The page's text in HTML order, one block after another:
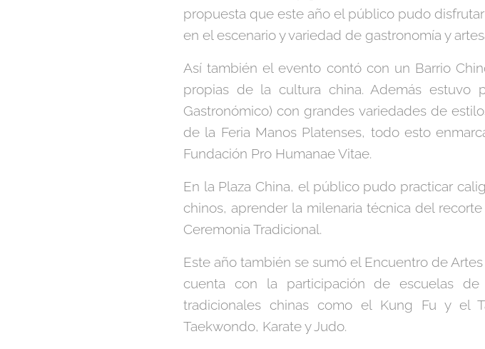
propuesta que este año el público pudo
en el escenario y variedad de gastronomía y
Así también el evento contó con un Barrio
propias de la cultura china. Además estuvo
Gastronómico) con grandes variedades de
de la Feria Manos Platenses, todo esto
Fundación Pro Humanae Vitae.
En la Plaza China, el público pudo practicar
chinos, aprender la milenaria técnica del
Ceremonia Tradicional.
Este año también se sumó el Encuentro de
cuenta con la participación de escuelas
tradicionales chinas como el Kung Fu y el
Taekwondo, Karate y Judo.